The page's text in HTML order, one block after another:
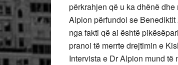
përkrahjen që u ka dhënë
Alpion përfundoi se
nga fakti që ai është
pranoi të merrte drejtimin e
Intervista e Dr Alpion mund